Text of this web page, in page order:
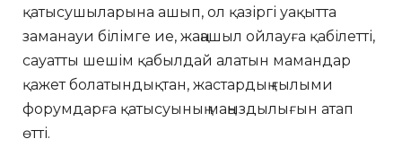
қатысушыларына ашып, ол қазіргі уақытта
заманауи білімге ие, жаңашыл ойлауға қабілетті,
сауатты шешім қабылдай алатын мамандар
қажет болатындықтан, жастардың ғылыми
форумдарға қатысуының маңыздылығын атап
өтті.